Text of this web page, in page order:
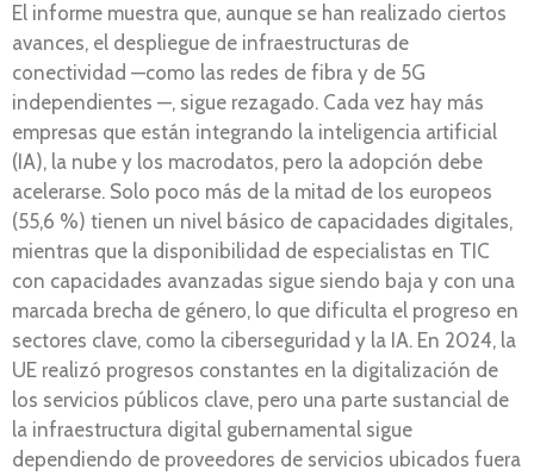
El informe muestra que, aunque se han realizado ciertos
avances, el despliegue de infraestructuras de
conectividad —como las redes de fibra y de 5G
independientes —, sigue rezagado. Cada vez hay más
empresas que están integrando la inteligencia artificial
(IA), la nube y los macrodatos, pero la adopción debe
acelerarse. Solo poco más de la mitad de los europeos
(55,6 %) tienen un nivel básico de capacidades digitales,
mientras que la disponibilidad de especialistas en TIC
con capacidades avanzadas sigue siendo baja y con una
marcada brecha de género, lo que dificulta el progreso en
sectores clave, como la ciberseguridad y la IA. En 2024, la
UE realizó progresos constantes en la digitalización de
los servicios públicos clave, pero una parte sustancial de
la infraestructura digital gubernamental sigue
dependiendo de proveedores de servicios ubicados fuera